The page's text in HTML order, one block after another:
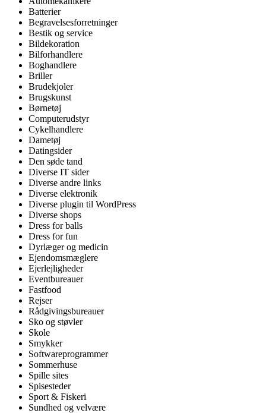
Batterier
Begravelsesforretninger
Bestik og service
Bildekoration
Bilforhandlere
Boghandlere
Briller
Brudekjoler
Brugskunst
Børnetøj
Computerudstyr
Cykelhandlere
Dametøj
Datingsider
Den søde tand
Diverse IT sider
Diverse andre links
Diverse elektronik
Diverse plugin til WordPress
Diverse shops
Dress for balls
Dress for fun
Dyrlæger og medicin
Ejendomsmæglere
Ejerlejligheder
Eventbureauer
Fastfood
Rejser
Rådgivingsbureauer
Sko og støvler
Skole
Smykker
Softwareprogrammer
Sommerhuse
Spille sites
Spisesteder
Sport & Fiskeri
Sundhed og velvære